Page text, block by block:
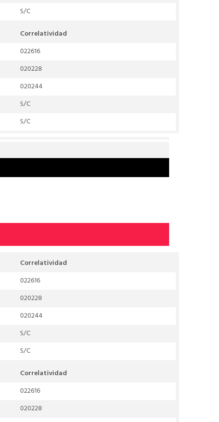
S/C
Correlatividad
022616
020228
020244
S/C
S/C
Correlatividad
022616
020228
020244
S/C
S/C
Correlatividad
022616
020228